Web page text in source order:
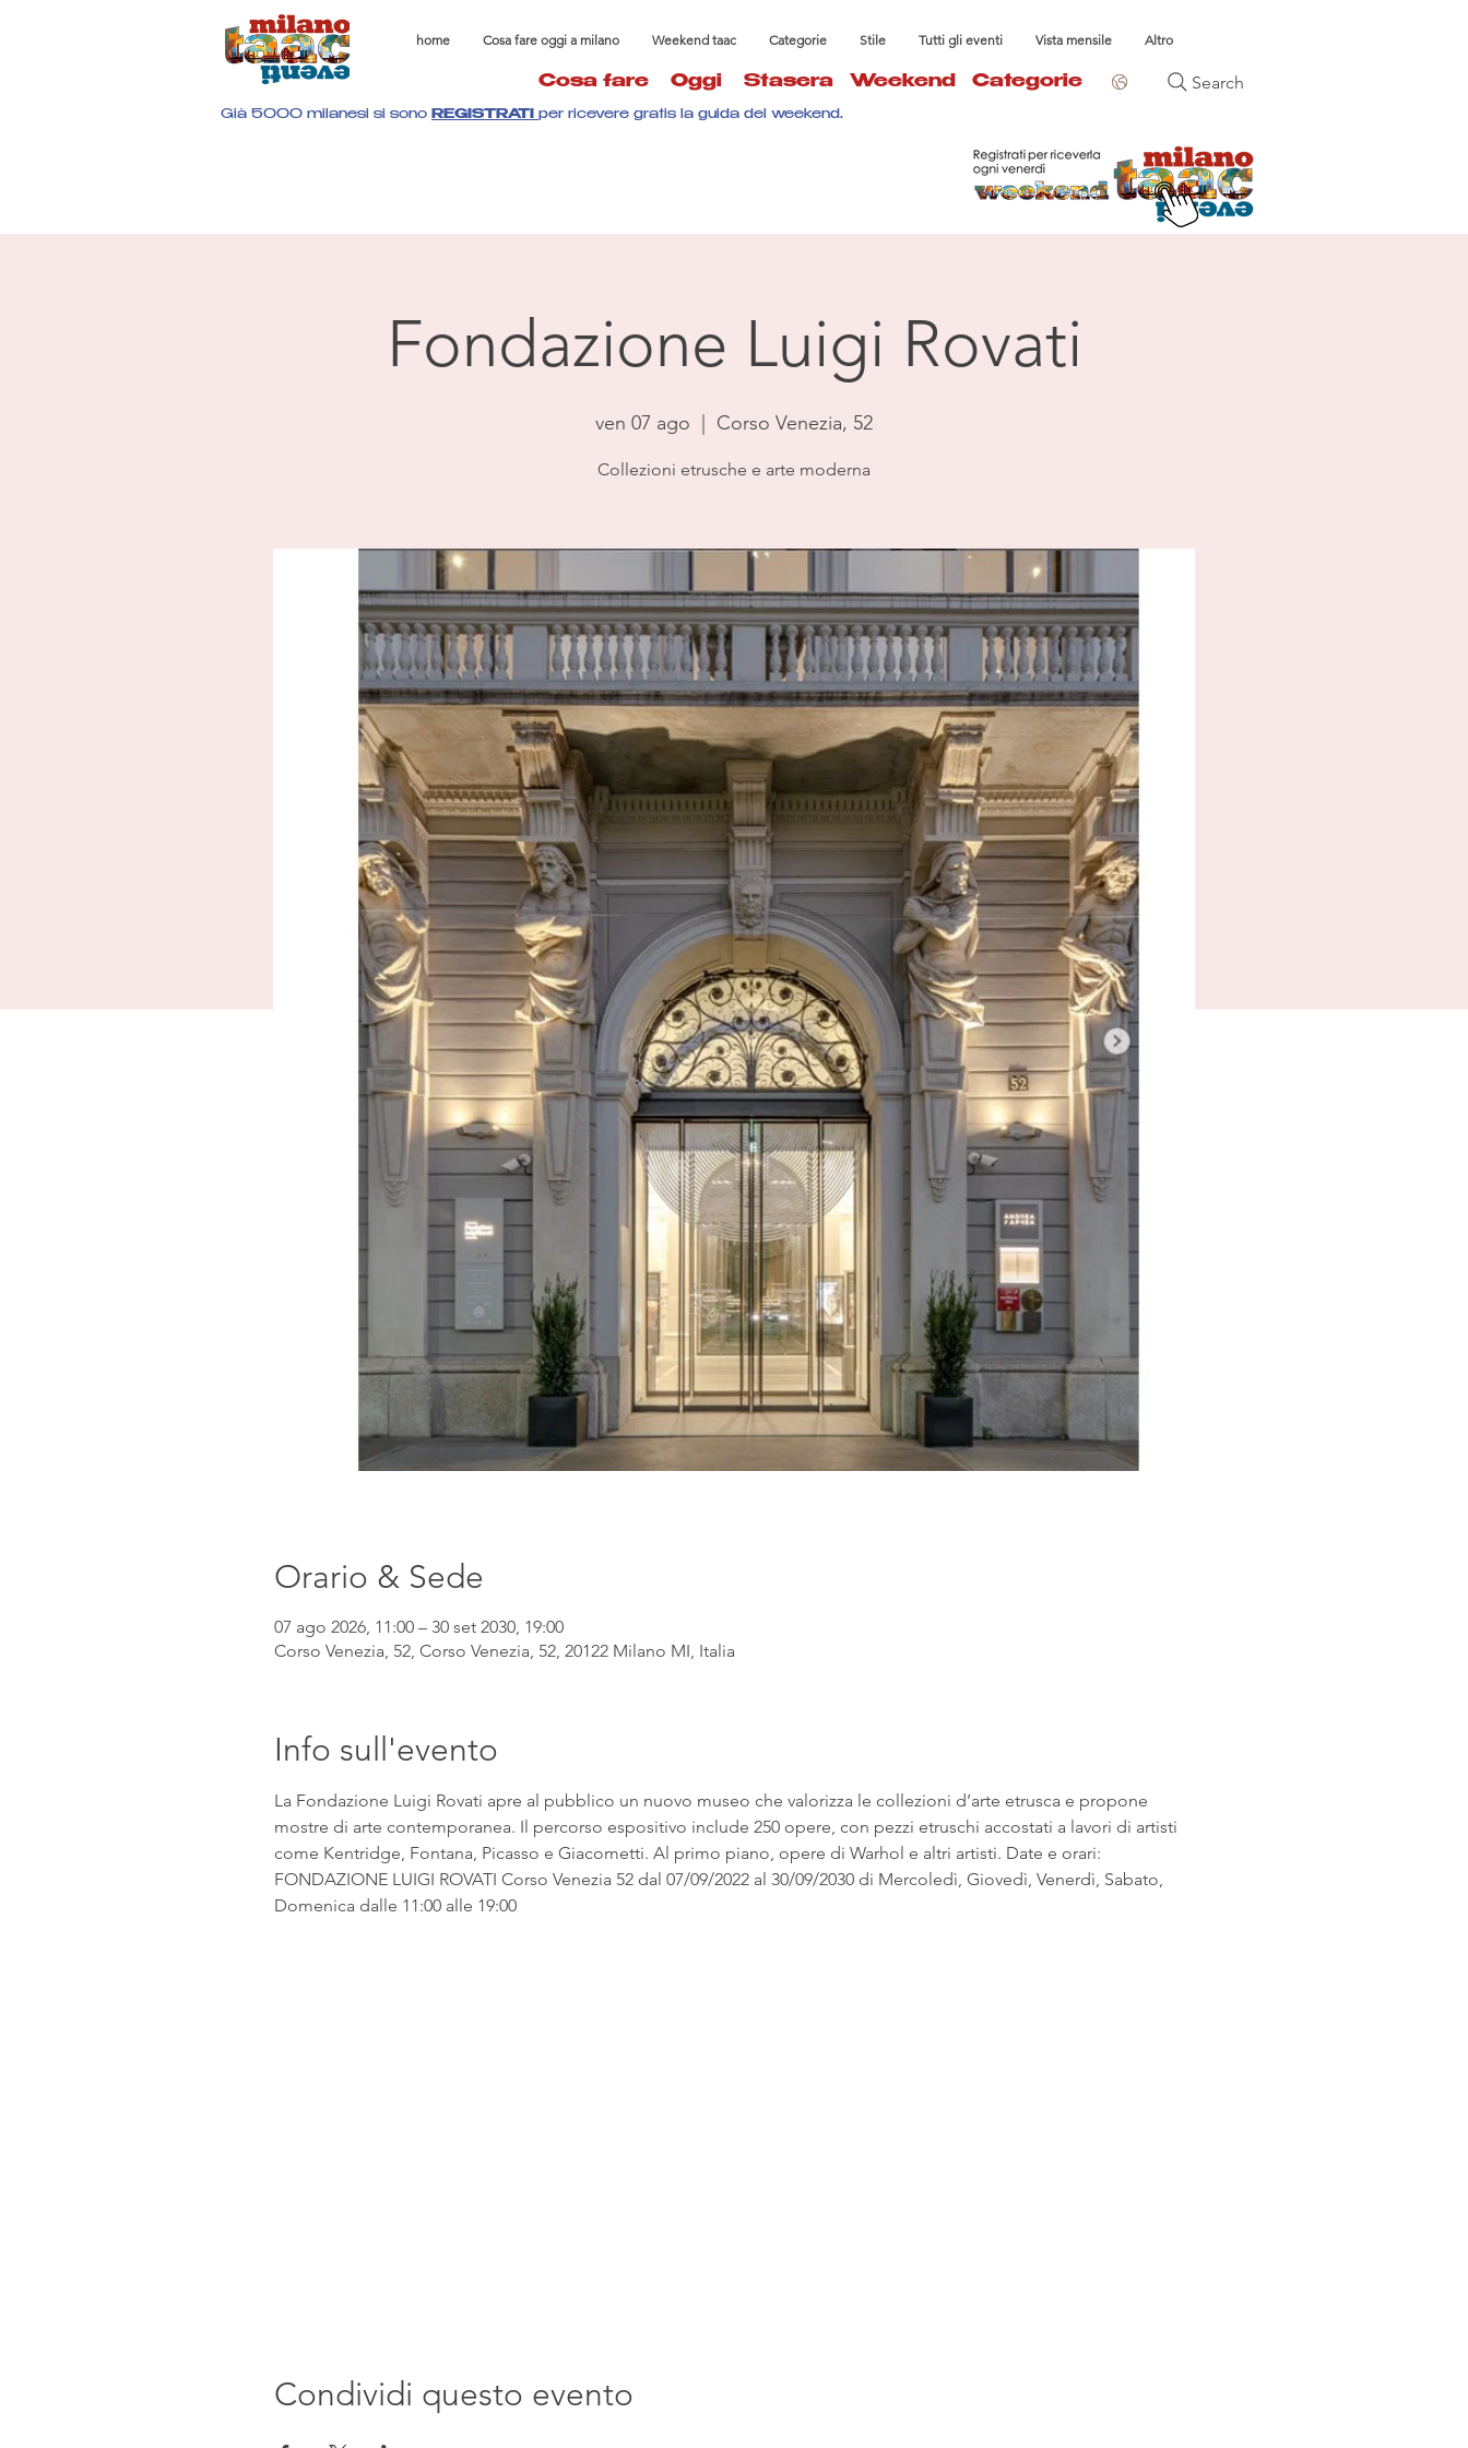
home Cosa fare oggi a milano Weekend taac Categorie Stile Tutti gli eventi Vista mensile Altro
Cosa fare Oggi Stasera Weekend Categorie Search
Già 5000 milanesi si sono REGISTRATI per ricevere gratis la guida del weekend.
Fondazione Luigi Rovati
ven 07 ago Corso Venezia, 52
Collezioni etrusche e arte moderna
Orario & Sede
07 ago 2026, 11:00 – 30 set 2030, 19:00
Corso Venezia, 52, Corso Venezia, 52, 20122 Milano MI, Italia
Info sull'evento
La Fondazione Luigi Rovati apre al pubblico un nuovo museo che valorizza le collezioni d’arte etrusca e propone
mostre di arte contemporanea. Il percorso espositivo include 250 opere, con pezzi etruschi accostati a lavori di artisti
come Kentridge, Fontana, Picasso e Giacometti. Al primo piano, opere di Warhol e altri artisti. Date e orari:
FONDAZIONE LUIGI ROVATI Corso Venezia 52 dal 07/09/2022 al 30/09/2030 di Mercoledì, Giovedì, Venerdì, Sabato,
Domenica dalle 11:00 alle 19:00
Condividi questo evento